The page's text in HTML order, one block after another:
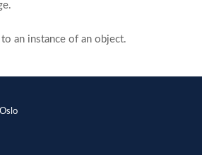
an instance of an object.